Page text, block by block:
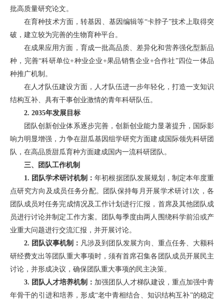
批高质量研究论文。
在育种技术方面，转基因、基因编辑等“卡脖子”技术上取得突
破，建立较为完善的生物育种平台。
在成果应用方面，育成一批高品质、差异化和营养强化型新品
种，完善“科研单位+种业企业+果品销售企业+合作社”四位一体品
种推广机制。
在人才队伍建设方面，人才队伍进一步年轻化，打造一支知识
结构互补、具有干事创业激情的青年科研队伍。
2. 2035年发展目标
团队创新创业体系逐步完善，创新创业能力显著提升，国际影
响力明显增强，力争在甜瓜基因组学研究方面建成国际领先科研团
队，在高品质甜瓜育种方面建成国内一流科研团队。
三、团队工作机制
1. 团队学术研讨机制：年初根据团队发展规划，制定本年度重
点研究方向及成员任务分配。团队保持每月开展学术研讨1次，各
团队成员对任务完成情况及工作计划进行汇报，首席及其他团队成
员进行讨论并制定工作方案。团队每季度由两人围绕科学前沿或产
业重大问题进行交流汇报，并开展讨论。
2. 团队议事机制： 凡涉及到团队发展方向、重点任务、大额科
研经费支出等团队重大事项时，须有首席召集各团队成员开展民主
讨论，并形成决议，确保团队重大事项的民主决策。
3. 团队人才培养机制： 加强团队人才梯队建设，重点加强中青
年骨干的引进和培养，形成“老中青相结合、知识结构互补”的稳定